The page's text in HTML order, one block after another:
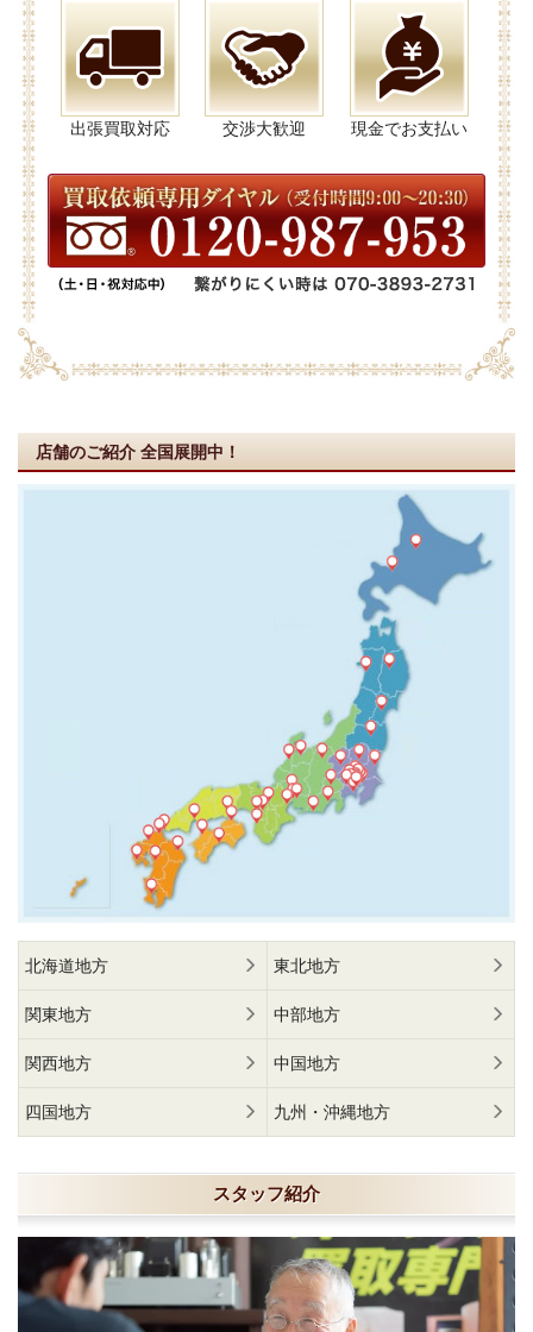
出張買取対応 交渉大歓迎 現金でお支払い
店舗のご紹介 全国展開中！
北海道地方 東北地方
関東地方 中部地方
関西地方 中国地方
四国地方 九州・沖縄地方
スタッフ紹介